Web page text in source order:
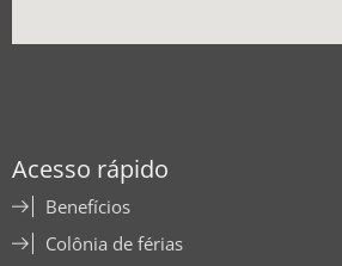
Acesso rápido
Benefícios
Colônia de férias